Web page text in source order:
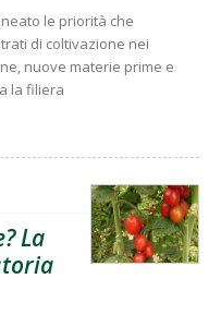
le priorità che
di coltivazione nei
nuove materie prime e
la filiera
La